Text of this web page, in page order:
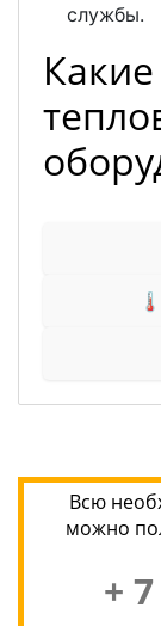
службы.
Всю
можно
+